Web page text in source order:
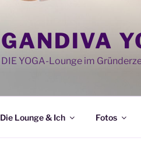
GANDIVA
DIE YOGA-Lounge im
Die Lounge & Ich Fotos